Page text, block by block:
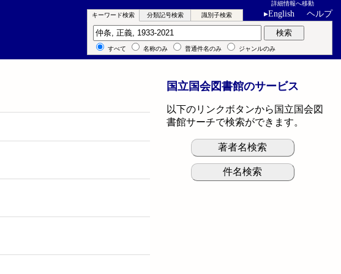
詳細情報へ移動
▸English ヘルプ
キーワード検索 分類記号検索 識別子検索
キーワード検索 検索
すべて 名称のみ 普通件名のみ ジャンルのみ
国立国会図書館のサービス
以下のリンクボタンから国立国会図
書館サーチで検索ができます。
著者名検索
件名検索